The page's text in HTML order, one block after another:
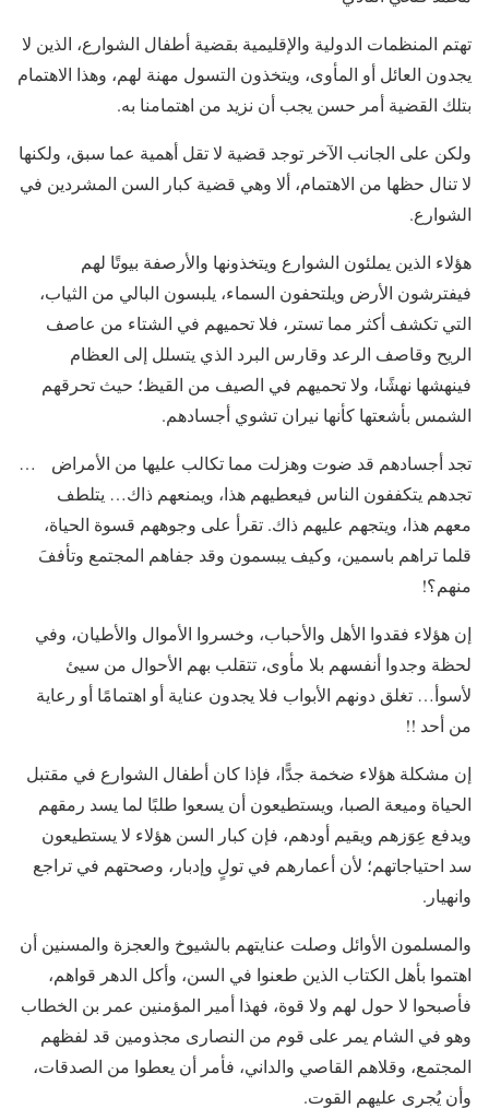
تهتم المنظمات الدولية والإقليمية بقضية أطفال الشوارع، الذين لا
يجدون العائل أو المأوى، ويتخذون التسول مهنة لهم، وهذا الاهتمام
بتلك القضية أمر حسن يجب أن نزيد من اهتمامنا به.
ولكن على الجانب الآخر توجد قضية لا تقل أهمية عما سبق، ولكنها
لا تنال حظها من الاهتمام، ألا وهي قضية كبار السن المشردين في
الشوارع.
هؤلاء الذين يملئون الشوارع ويتخذونها والأرصفة بيوتًا لهم
فيفترشون الأرض ويلتحفون السماء، يلبسون البالي من الثياب،
التي تكشف أكثر مما تستر، فلا تحميهم في الشتاء من عاصف
الريح وقاصف الرعد وقارس البرد الذي يتسلل إلى العظام
فينهشها نهشًا، ولا تحميهم في الصيف من القيظ؛ حيث تحرقهم
الشمس بأشعتها كأنها نيران تشوي أجسادهم.
تجد أجسادهم قد ضوت وهزلت مما تكالب عليها من الأمراض …
تجدهم يتكففون الناس فيعطيهم هذا، ويمنعهم ذاك… يتلطف
معهم هذا، ويتجهم عليهم ذاك. تقرأ على وجوههم قسوة الحياة،
قلما تراهم باسمين، وكيف يبسمون وقد جفاهم المجتمع وتأففَ
منهم؟!
إن هؤلاء فقدوا الأهل والأحباب، وخسروا الأموال والأطيان، وفي
لحظة وجدوا أنفسهم بلا مأوى، تتقلب بهم الأحوال من سيئ
لأسوأ… تغلق دونهم الأبواب فلا يجدون عناية أو اهتمامًا أو رعاية
من أحد !!
إن مشكلة هؤلاء ضخمة جدًّا، فإذا كان أطفال الشوارع في مقتبل
الحياة وميعة الصبا، ويستطيعون أن يسعوا طلبًا لما يسد رمقهم
ويدفع عِوَزهم ويقيم أودهم، فإن كبار السن هؤلاء لا يستطيعون
سد احتياجاتهم؛ لأن أعمارهم في تولٍ وإدبار، وصحتهم في تراجع
وانهيار.
والمسلمون الأوائل وصلت عنايتهم بالشيوخ والعجزة والمسنين أن
اهتموا بأهل الكتاب الذين طعنوا في السن، وأكل الدهر قواهم،
فأصبحوا لا حول لهم ولا قوة، فهذا أمير المؤمنين عمر بن الخطاب
وهو في الشام يمر على قوم من النصارى مجذومين قد لفظهم
المجتمع، وقلاهم القاصي والداني، فأمر أن يعطوا من الصدقات،
وأن يُجرى عليهم القوت.